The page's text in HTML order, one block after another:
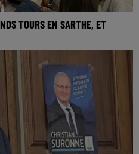
TOURS EN SARTHE, ET